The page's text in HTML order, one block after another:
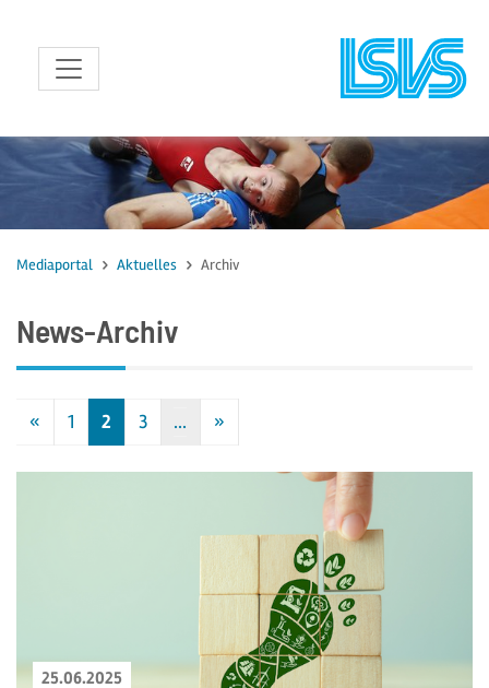
zum Inhalt
Mediaportal Aktuelles Archiv
News-Archiv
«Vorherige
1 2 3 … »Nächste
25.06.2025